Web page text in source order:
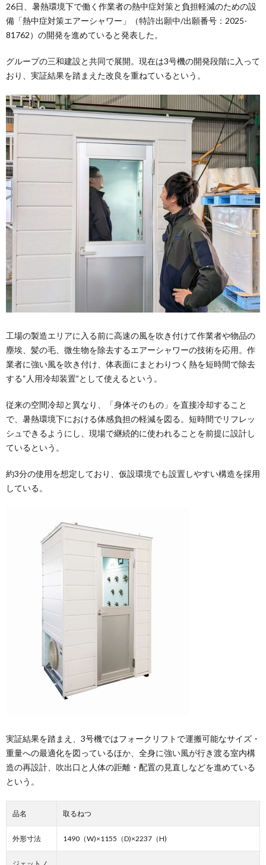
26日、暑熱環境下で働く作業者の熱中症対策と負担軽減のための設
備「熱中症対策エアーシャワー」（特許出願中/出願番号：2025-
81762）の開発を進めていると発表した。
グループの三和建設と共同で展開。現在は3号機の開発段階に入って
おり、実証結果を踏まえた改良を重ねているという。
工場の製造エリアに入る前に高速の風を吹き付けて作業者や物品の
塵埃、髪の毛、微生物を除去するエアーシャワーの技術を応用。作
業者に強い風を吹き付け、体表面にまとわりつく熱を短時間で除去
する“人用冷却装置”として使えるという。
従来の空間冷却と異なり、「身体そのもの」を直接冷却すること
で、暑熱環境下における体感負担の軽減を図る。短時間でリフレッ
シュできるようにし、現場で継続的に使われることを前提に設計し
ているという。
約3分の使用を想定しており、仮設環境でも設置しやすい構造を採用
している。
実証結果を踏まえ、3号機ではフォークリフトで運搬可能なサイズ・
重量への最適化を図っているほか、全身に強い風が行き渡る室内構
造の再設計、吹出口と人体の距離・配置の見直しなどを進めている
という。
品名 取るねつ
外形寸法 1490（W)×1155（D)×2237（H)